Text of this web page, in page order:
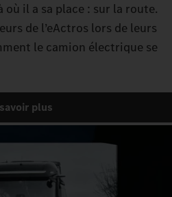
où il a sa place : sur la route.
de l’eActros lors de leurs
le camion électrique se
plus